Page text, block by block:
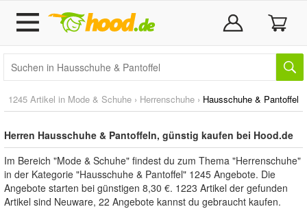
1245 Artikel in Mode & Schuhe › Herrenschuhe › Hausschuhe & Pantoffel
Herren Hausschuhe & Pantoffeln, günstig kaufen bei Hood.de
Im Bereich "Mode & Schuhe" findest du zum Thema "Herrenschuhe"
in der Kategorie "Hausschuhe & Pantoffel" 1245 Angebote. Die
Angebote starten bei günstigen 8,30 €. 1223 Artikel der gefunden
Artikel sind Neuware, 22 Angebote kannst du gebraucht kaufen.